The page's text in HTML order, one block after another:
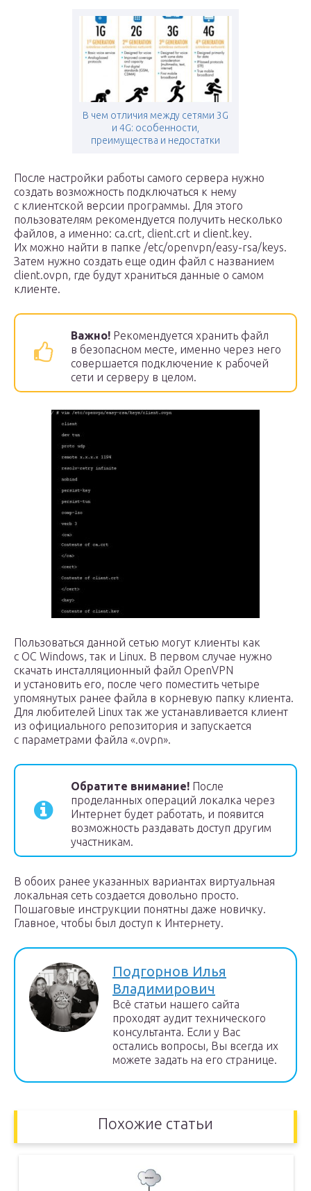
В чем отличия между сетями 3G
и 4G: особенности,
преимущества и недостатки
После настройки работы самого сервера нужно
создать возможность подключаться к нему
с клиентской версии программы. Для этого
пользователям рекомендуется получить несколько
файлов, а именно: ca.crt, client.crt и client.key.
Их можно найти в папке /etc/openvpn/easy-rsa/keys.
Затем нужно создать еще один файл с названием
client.ovpn, где будут храниться данные о самом
клиенте.
Важно! Рекомендуется хранить файл
в безопасном месте, именно через него
совершается подключение к рабочей
сети и серверу в целом.
Пользоваться данной сетью могут клиенты как
с ОС Windows, так и Linux. В первом случае нужно
скачать инсталляционный файл OpenVPN
и установить его, после чего поместить четыре
упомянутых ранее файла в корневую папку клиента.
Для любителей Linux так же устанавливается клиент
из официального репозитория и запускается
с параметрами файла «.ovpn».
Обратите внимание! После
проделанных операций локалка через
Интернет будет работать, и появится
возможность раздавать доступ другим
участникам.
В обоих ранее указанных вариантах виртуальная
локальная сеть создается довольно просто.
Пошаговые инструкции понятны даже новичку.
Главное, чтобы был доступ к Интернету.
Подгорнов Илья
Владимирович
Всё статьи нашего сайта
проходят аудит технического
консультанта. Если у Вас
остались вопросы, Вы всегда их
можете задать на его странице.
Похожие статьи